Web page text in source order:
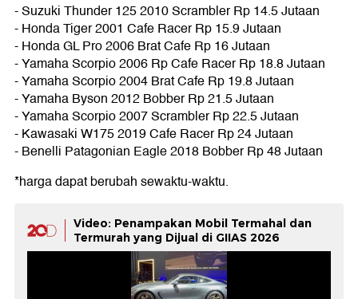
- Suzuki Thunder 125 2010 Scrambler Rp 14.5 Jutaan
- Honda Tiger 2001 Cafe Racer Rp 15.9 Jutaan
- Honda GL Pro 2006 Brat Cafe Rp 16 Jutaan
- Yamaha Scorpio 2006 Rp Cafe Racer Rp 18.8 Jutaan
- Yamaha Scorpio 2004 Brat Cafe Rp 19.8 Jutaan
- Yamaha Byson 2012 Bobber Rp 21.5 Jutaan
- Yamaha Scorpio 2007 Scrambler Rp 22.5 Jutaan
- Kawasaki W175 2019 Cafe Racer Rp 24 Jutaan
- Benelli Patagonian Eagle 2018 Bobber Rp 48 Jutaan
*harga dapat berubah sewaktu-waktu.
Video: Penampakan Mobil Termahal dan
Termurah yang Dijual di GIIAS 2026